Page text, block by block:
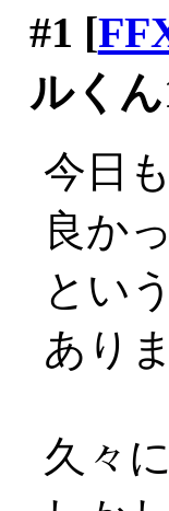
#1 [
ルく
今日
良か
とい
あり
久々